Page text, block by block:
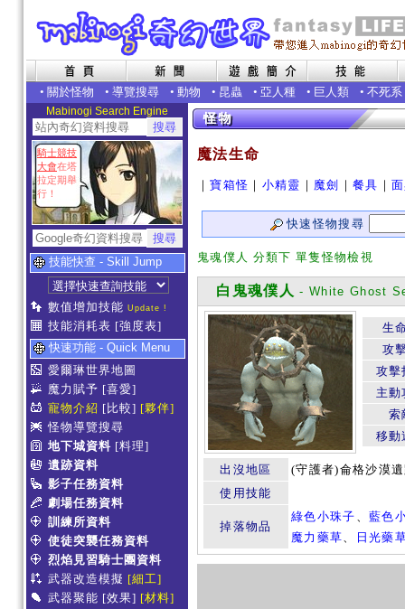
• 關於怪物 • 導覽搜尋 • 動物 • 昆蟲 • 亞人種 • 巨人類 • 不死系
Mabinogi Search Engine
騎士競技
大會在塔
拉定期舉
行！
技能快查 - Skill Jump
數值增加技能 Update !
技能消耗表 [強度表]
快速功能 - Quick Menu
愛爾琳世界地圖
魔力賦予 [喜愛]
寵物介紹 [比較] [夥伴]
怪物導覽搜尋
地下城資料 [料理]
遺跡資料
影子任務資料
劇場任務資料
訓練所資料
使徒突襲任務資料
烈焰見習騎士團資料
武器改造模擬 [細工]
武器聚能 [效果] [材料]
魔法生命
｜寶箱怪 ｜ 小精靈 ｜ 魔劍 ｜餐具 ｜
快速怪物搜尋
鬼魂僕人 分類下 單隻怪物檢視
白鬼魂僕人 - White Ghost
生
攻
攻擊
主動
索
移動
出沒地區
(守護者)侖格沙漠
使用技能
掉落物品
綠色小珠子 、藍色
魔力藥草、 日光藥